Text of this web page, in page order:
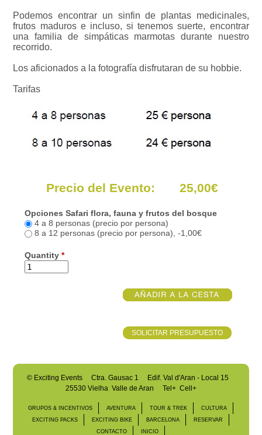
Podemos encontrar un sinfin de plantas medicinales,
frutos maduros e incluso, si tenemos suerte, encontrar
una familia de simpáticas marmotas durante nuestro
recorrido.
Los aficionados a la fotografía disfrutaran de su hobbie.
Tarifas
Precio del Evento: 25,00€
Opciones Safari flora, fauna y frutos del bosque
4 a 8 personas (precio por persona)
8 a 12 personas (precio por persona), -1,00€
Quantity*
SOLICITAR PRESUPUESTO
©Exciting Events Ctra. Gausac 1 Edif. Val d'Aran - Local 15
25530 Vielha Valle de Aran
Tel+ Cell+
GRUPOS & INCENTIVOS AVENTURA TOUR & TREK
CULTURA
EXCITING PACKS
EXCITING BIKE BARCELONA
RESERVAR
CONTACTO
INICIO